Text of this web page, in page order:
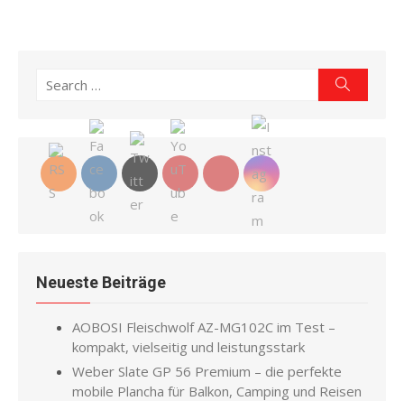
Search
Neueste Beiträge
AOBOSI Fleischwolf AZ-MG102C im Test –
kompakt, vielseitig und leistungsstark
Weber Slate GP 56 Premium – die perfekte
mobile Plancha für Balkon, Camping und Reisen